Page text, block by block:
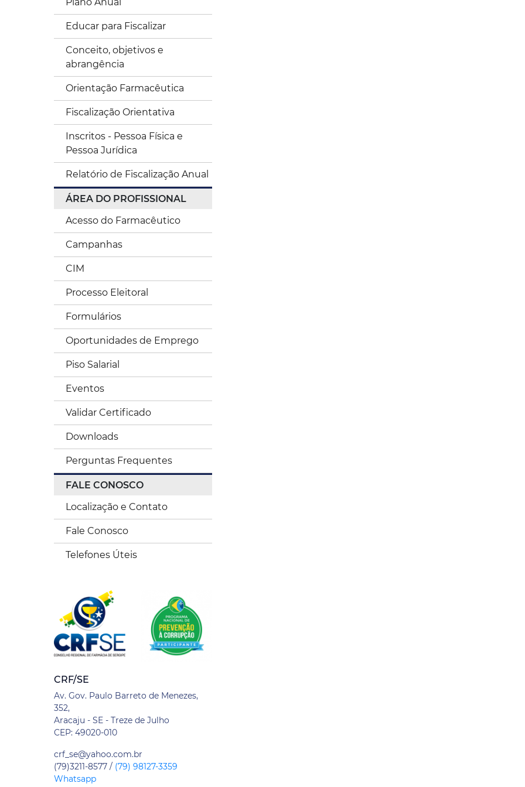
Educar para Fiscalizar
Conceito, objetivos e
abrangência
Orientação Farmacêutica
Fiscalização Orientativa
Inscritos - Pessoa Física e
Pessoa Jurídica
Relatório de Fiscalização Anual
ÁREA DO PROFISSIONAL
Acesso do Farmacêutico
Campanhas
CIM
Processo Eleitoral
Formulários
Oportunidades de Emprego
Piso Salarial
Eventos
Validar Certificado
Downloads
Perguntas Frequentes
FALE CONOSCO
Localização e Contato
Fale Conosco
Telefones Úteis
CRF/SE
Av. Gov. Paulo Barreto de Menezes,
352,
Aracaju - SE - Treze de Julho
CEP: 49020-010
crf_se@yahoo.com.br
(79)3211-8577 / (79) 98127-3359
Whatsapp